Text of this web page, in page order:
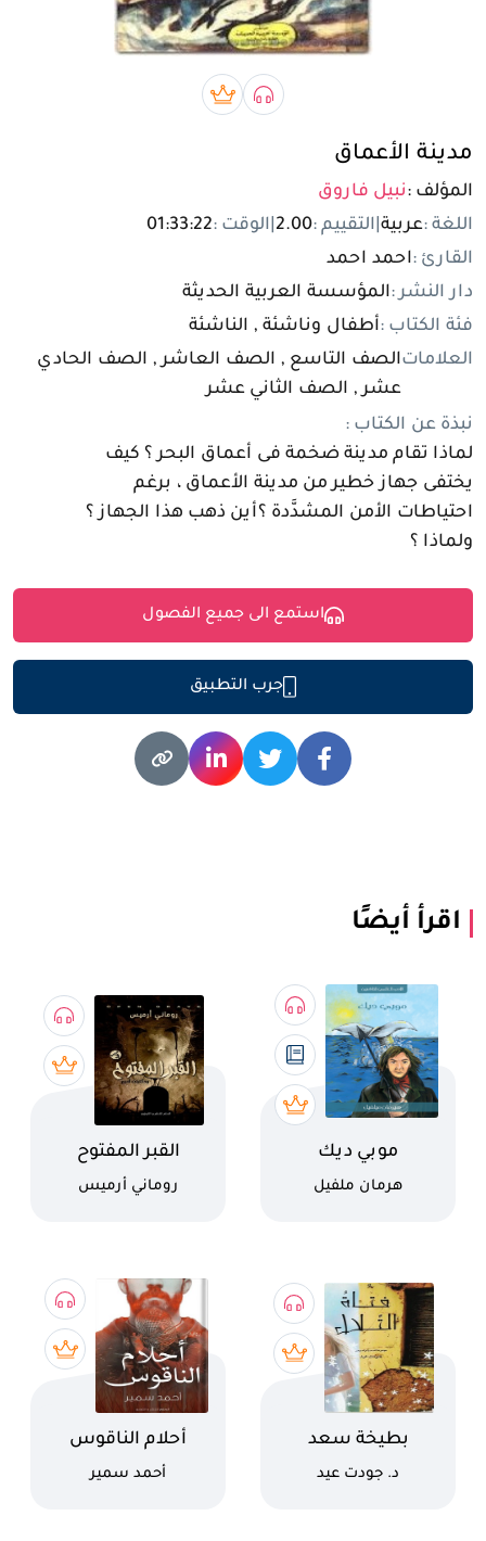
تسجيل الدخول
مستخدم جديد
صوتي bookبريميوم book
مدينة الأعماق
المؤلف :نبيل فاروق
اللغة :عربية التقييم :2.00 الوقت :01:33:22
القارئ :احمد احمد
دار النشر :المؤسسة العربية الحديثة
فئة الكتاب :أطفال وناشئة , الناشئة
العلاماتالصف التاسع , الصف العاشر , الصف الحادي
عشر , الصف الثاني عشر
نبذة عن الكتاب :
لماذا تقام مدينة ضخمة فى أعماق البحر ؟ كيف
يختفى جهاز خطير من مدينة الأعماق ، برغم
احتياطات الأمن المشدَّدة ؟أين ذهب هذا الجهاز ؟
ولماذا ؟
استمع الى جميع الفصول
جرب التطبيق
اقرأ أيضًا
اسم الكتاب
موبي ديك
كاتب
هرمان ملفيل
اسم الكتاب
القبر المفتوح
كاتب
روماني أرميس
اسم الكتاب
بطيخة سعد
كاتب
د. جودت عيد
اسم الكتاب
أحلام الناقوس
كاتب
أحمد سمير